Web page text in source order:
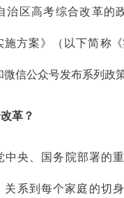
治区高考综合改革的
方案》（ 以下简称
信公众号发布系列政
革？
央、国务院部署的
关系到每个家庭的切